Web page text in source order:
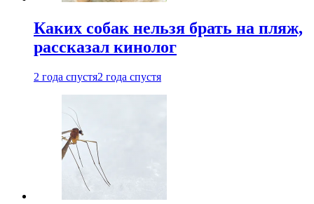
Каких собак нельзя брать на пляж,
рассказал кинолог
2 года спустя2 года спустя